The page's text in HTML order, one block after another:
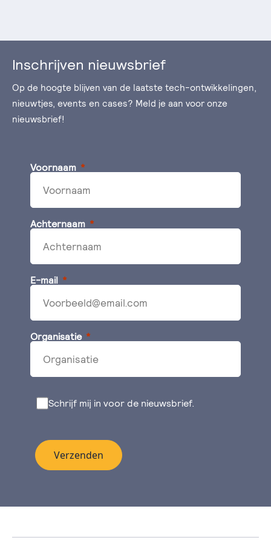
Inschrijven nieuwsbrief
Op de hoogte blijven van de laatste tech-ontwikkelingen,
nieuwtjes, events en cases? Meld je aan voor onze
nieuwsbrief!
Voornaam
Achternaam
E-mail
Organisatie
Schrijf mij in voor de nieuwsbrief.
Verzenden